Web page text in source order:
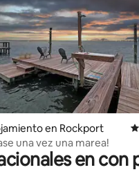
5 de 5, 43 reseñas
en Rockport
una vez una marea!
en con